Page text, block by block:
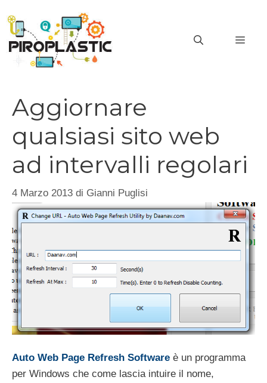
contenuto
Aggiornare
qualsiasi sito web
ad intervalli regolari
4 Marzo 2013 di Gianni Puglisi
Auto Web Page Refresh Software è un programma
per Windows che come lascia intuire il nome,